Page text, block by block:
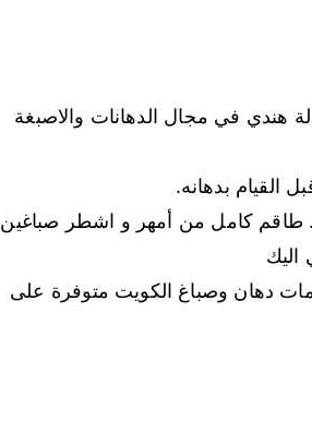
في مجال الدهانات والاصبغة
القيام بدهانه.
طاقم كامل من أمهر و اشطر صباغين
اليك
دهان وصباغ الكويت متوفرة على